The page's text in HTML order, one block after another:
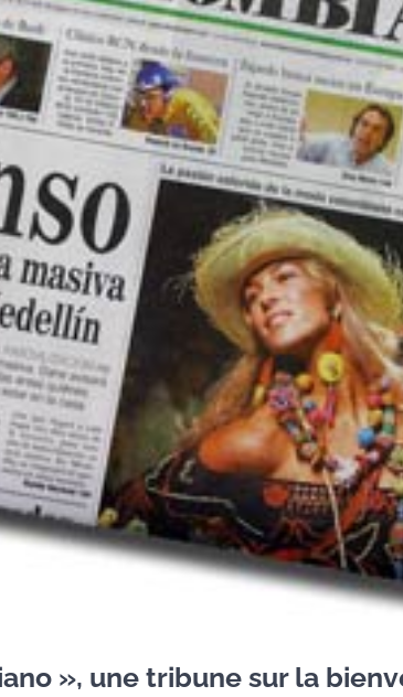
», une tribune sur la